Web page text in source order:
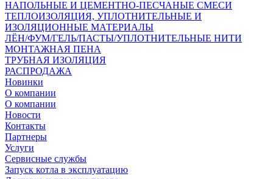
НАПОЛЬНЫЕ И ЦЕМЕНТНО-ПЕСЧАНЫЕ СМЕСИ
ТЕПЛОИЗОЛЯЦИЯ, УПЛОТНИТЕЛЬНЫЕ И
ИЗОЛЯЦИОННЫЕ МАТЕРИАЛЫ
ЛЁН/ФУМ/ГЕЛЬ/ПАСТЫ/УПЛОТНИТЕЛЬНЫЕ НИТИ
МОНТАЖНАЯ ПЕНА
ТРУБНАЯ ИЗОЛЯЦИЯ
РАСПРОДАЖА
Новинки
О компании
О компании
Новости
Контакты
Партнеры
Услуги
Сервисные службы
Запуск котла в эксплуатацию